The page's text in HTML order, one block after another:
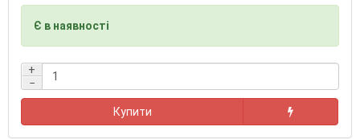
Є в наявності
+
−
Купити